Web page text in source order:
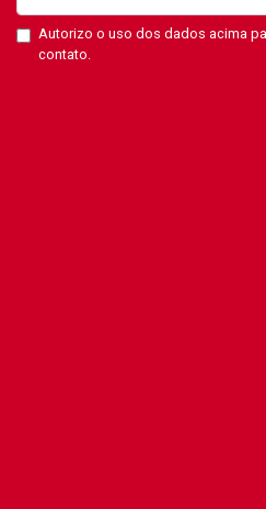
Autorizo o uso dos dados acima
contato.